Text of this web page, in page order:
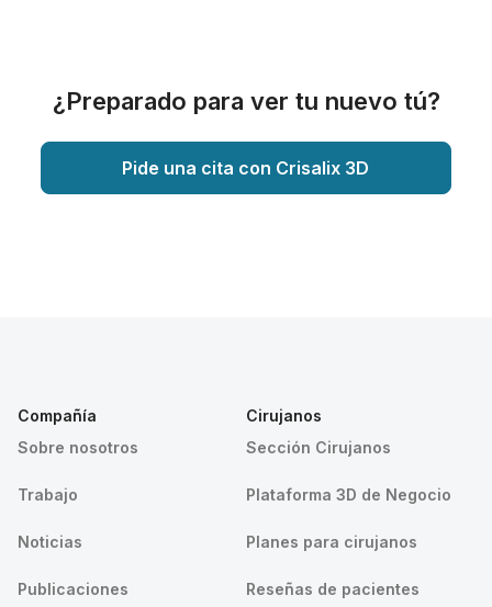
¿Preparado para ver tu nuevo tú?
Pide una cita con Crisalix 3D
Compañía
Sobre nosotros
Trabajo
Noticias
Publicaciones
Cirujanos
Sección Cirujanos
Plataforma 3D de Negocio
Planes para cirujanos
Reseñas de pacientes